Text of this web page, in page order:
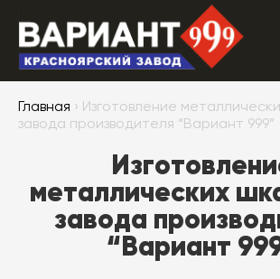
Главная › Изготовление
завода производителя “Вариант 999”
металлических
завода
“Вариант